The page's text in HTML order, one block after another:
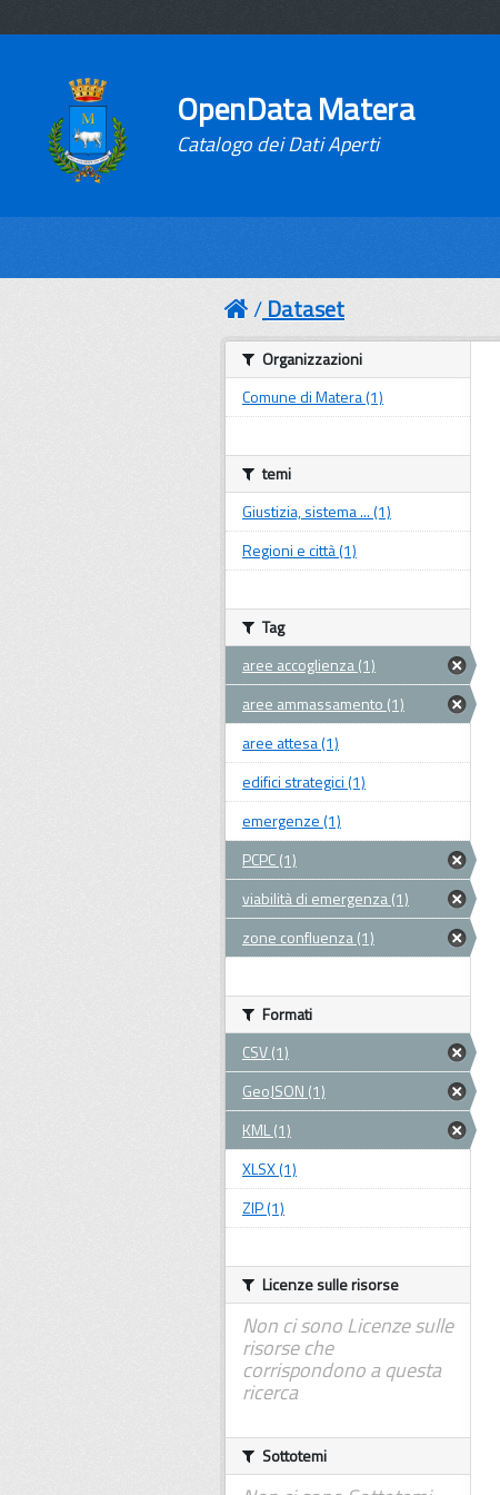
OpenData Matera
Catalogo dei Dati Aperti
Dataset
Organizzazioni
Comune di Matera (1)
temi
Giustizia, sistema ... (1)
Regioni e città (1)
Tag
aree accoglienza (1)
aree ammassamento (1)
aree attesa (1)
edifici strategici (1)
emergenze (1)
PCPC (1)
viabilità di emergenza (1)
zone confluenza (1)
Formati
CSV (1)
GeoJSON (1)
KML (1)
XLSX (1)
ZIP (1)
Licenze sulle risorse
Non ci sono Licenze sulle
risorse che
corrispondono a questa
ricerca
Sottotemi